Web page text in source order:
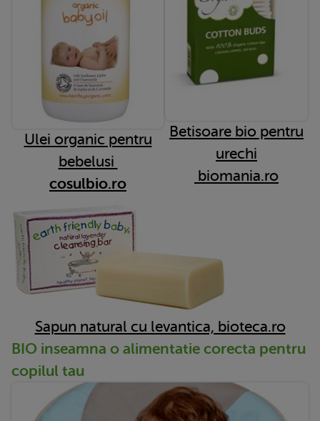
Ulei organic pentru
bebelusi
cosulbio.ro
Betisoare bio pentru
urechi
biomania.ro
Sapun natural cu levantica, bioteca.ro
BIO inseamna o alimentatie corecta pentru
copilul tau